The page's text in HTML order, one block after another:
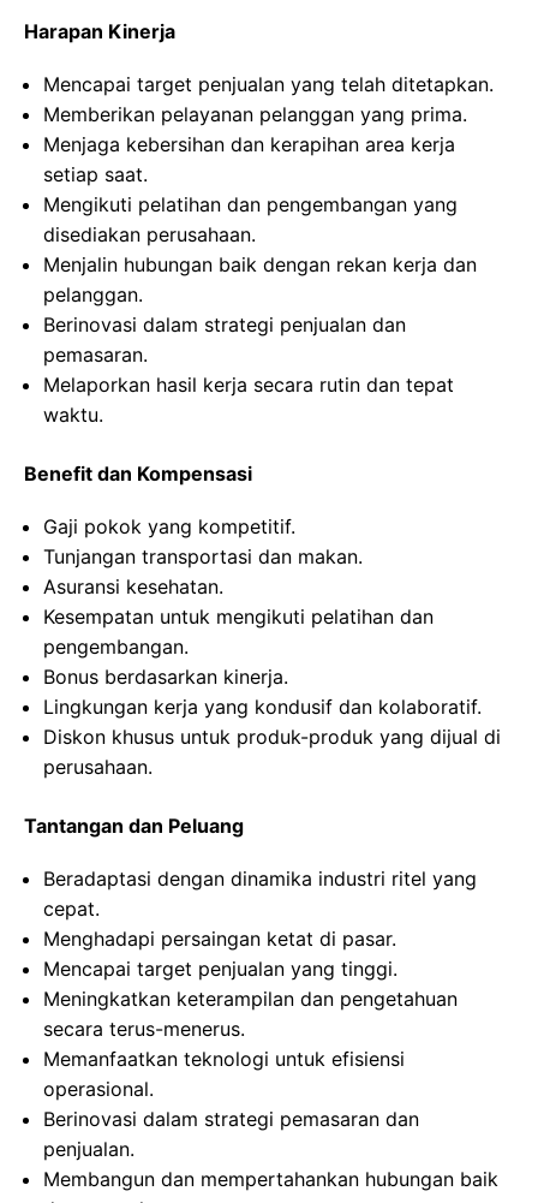
Harapan Kinerja
Mencapai target penjualan yang telah ditetapkan.
Memberikan pelayanan pelanggan yang prima.
Menjaga kebersihan dan kerapihan area kerja
setiap saat.
Mengikuti pelatihan dan pengembangan yang
disediakan perusahaan.
Menjalin hubungan baik dengan rekan kerja dan
pelanggan.
Berinovasi dalam strategi penjualan dan
pemasaran.
Melaporkan hasil kerja secara rutin dan tepat
waktu.
Benefit dan Kompensasi
Gaji pokok yang kompetitif.
Tunjangan transportasi dan makan.
Asuransi kesehatan.
Kesempatan untuk mengikuti pelatihan dan
pengembangan.
Bonus berdasarkan kinerja.
Lingkungan kerja yang kondusif dan kolaboratif.
Diskon khusus untuk produk-produk yang dijual di
perusahaan.
Tantangan dan Peluang
Beradaptasi dengan dinamika industri ritel yang
cepat.
Menghadapi persaingan ketat di pasar.
Mencapai target penjualan yang tinggi.
Meningkatkan keterampilan dan pengetahuan
secara terus-menerus.
Memanfaatkan teknologi untuk efisiensi
operasional.
Berinovasi dalam strategi pemasaran dan
penjualan.
Membangun dan mempertahankan hubungan baik